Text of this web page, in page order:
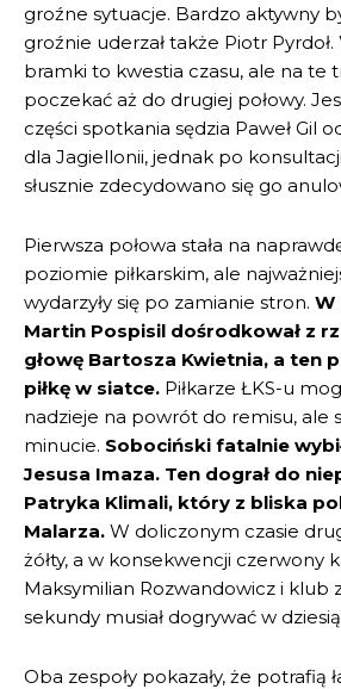
groźne sytuacje. Bardzo aktywny
groźnie uderzał także Piotr Pyrdoł.
bramki to kwestia czasu, ale na te
poczekać aż do drugiej połowy.
części spotkania sędzia Paweł Gil
dla Jagiellonii, jednak po
słusznie zdecydowano się go
Pierwsza połowa stała na
poziomie piłkarskim, ale
wydarzyły się po zamianie stron. W
Martin Pospisil dośrodkował z
głowę Bartosza Kwietnia, a ten
piłkę w siatce. Piłkarze ŁKS-u
nadzieje na powrót do remisu, ale
minucie. Sobociński fatalnie
Jesusa Imaza. Ten dograł do
Patryka Klimali, który z bliska
Malarza. W doliczonym czasie
żółty, a w konsekwencji czerwony
Maksymilian Rozwandowicz i klub
sekundy musiał dogrywać w
Oba zespoły pokazały, że potrafią